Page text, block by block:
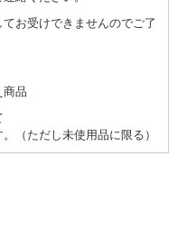
お受けできませんのでご了
商品
（ただし未使用品に限る）